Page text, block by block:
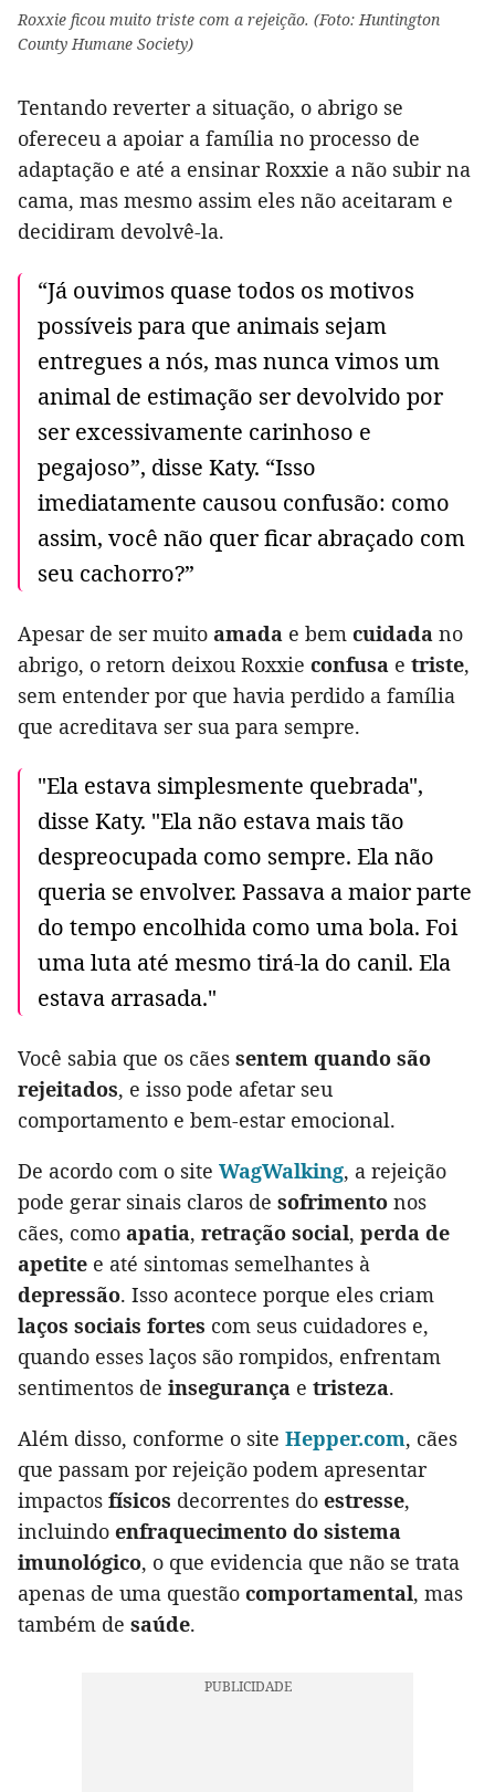
Roxxie ficou muito triste com a rejeição. (Foto: Huntington
County Humane Society)
Tentando reverter a situação, o abrigo se
ofereceu a apoiar a família no processo de
adaptação e até a ensinar Roxxie a não subir na
cama, mas mesmo assim eles não aceitaram e
decidiram devolvê-la.
“Já ouvimos quase todos os motivos
possíveis para que animais sejam
entregues a nós, mas nunca vimos um
animal de estimação ser devolvido por
ser excessivamente carinhoso e
pegajoso”, disse Katy. “Isso
imediatamente causou confusão: como
assim, você não quer ficar abraçado com
seu cachorro?”
Apesar de ser muito amada e bem cuidada no
abrigo, o retorn deixou Roxxie confusa e triste,
sem entender por que havia perdido a família
que acreditava ser sua para sempre.
"Ela estava simplesmente quebrada",
disse Katy. "Ela não estava mais tão
despreocupada como sempre. Ela não
queria se envolver. Passava a maior parte
do tempo encolhida como uma bola. Foi
uma luta até mesmo tirá-la do canil. Ela
estava arrasada."
Você sabia que os cães sentem quando são
rejeitados, e isso pode afetar seu
comportamento e bem-estar emocional.
De acordo com o site WagWalking, a rejeição
pode gerar sinais claros de sofrimento nos
cães, como apatia, retração social, perda de
apetite e até sintomas semelhantes à
depressão. Isso acontece porque eles criam
laços sociais fortes com seus cuidadores e,
quando esses laços são rompidos, enfrentam
sentimentos de insegurança e tristeza.
Além disso, conforme o site Hepper.com, cães
que passam por rejeição podem apresentar
impactos físicos decorrentes do estresse,
incluindo enfraquecimento do sistema
imunológico, o que evidencia que não se trata
apenas de uma questão comportamental, mas
também de saúde.